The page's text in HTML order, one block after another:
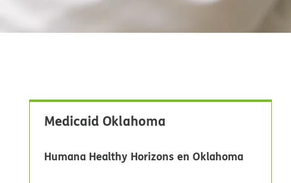
Medicaid Oklahoma​​
Humana Healthy Horizons en Oklahoma​​